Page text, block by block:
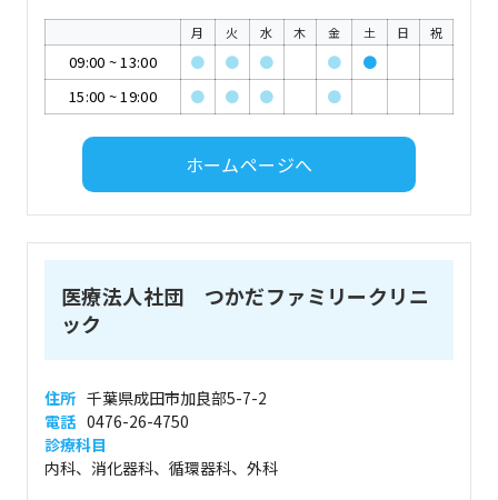
月 火 水 木 金 土 日 祝
09:00 ~13:00 ● ● ● ●
●
15:00 ~19:00 ● ● ● ●
ホームページへ
医療法人社団 つかだファミリークリニ
ック
住所 千葉県成田市加良部5-7-2
電話 0476-26-4750
診療科目
内科、消化器科、循環器科、外科